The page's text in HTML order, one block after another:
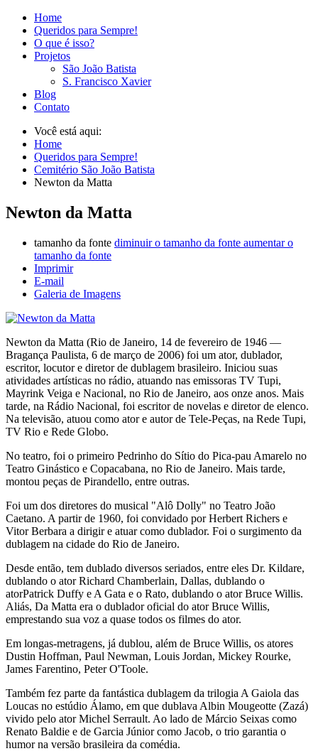
Home
Queridos para Sempre!
O que é isso?
Projetos
São João Batista
S. Francisco Xavier
Blog
Contato
Você está aqui:
Home
Queridos para Sempre!
Cemitério São João Batista
Newton da Matta
Newton da Matta
tamanho da fonte diminuir o tamanho da fonte aumentar o
tamanho da fonte
Imprimir
E-mail
Galeria de Imagens
Newton da Matta (Rio de Janeiro, 14 de fevereiro de 1946 —
Bragança Paulista, 6 de março de 2006) foi um ator, dublador,
escritor, locutor e diretor de dublagem brasileiro. Iniciou suas
atividades artísticas no rádio, atuando nas emissoras TV Tupi,
Mayrink Veiga e Nacional, no Rio de Janeiro, aos onze anos. Mais
tarde, na Rádio Nacional, foi escritor de novelas e diretor de elenco.
Na televisão, atuou como ator e autor de Tele-Peças, na Rede Tupi,
TV Rio e Rede Globo.
No teatro, foi o primeiro Pedrinho do Sítio do Pica-pau Amarelo no
Teatro Ginástico e Copacabana, no Rio de Janeiro. Mais tarde,
montou peças de Pirandello, entre outras.
Foi um dos diretores do musical "Alô Dolly" no Teatro João
Caetano. A partir de 1960, foi convidado por Herbert Richers e
Vitor Berbara a dirigir e atuar como dublador. Foi o surgimento da
dublagem na cidade do Rio de Janeiro.
Desde então, tem dublado diversos seriados, entre eles Dr. Kildare,
dublando o ator Richard Chamberlain, Dallas, dublando o
atorPatrick Duffy e A Gata e o Rato, dublando o ator Bruce Willis.
Aliás, Da Matta era o dublador oficial do ator Bruce Willis,
emprestando sua voz a quase todos os filmes do ator.
Em longas-metragens, já dublou, além de Bruce Willis, os atores
Dustin Hoffman, Paul Newman, Louis Jordan, Mickey Rourke,
James Farentino, Peter O'Toole.
Também fez parte da fantástica dublagem da trilogia A Gaiola das
Loucas no estúdio Álamo, em que dublava Albin Mougeotte (Zazá)
vivido pelo ator Michel Serrault. Ao lado de Márcio Seixas como
Renato Baldie e de Garcia Júnior como Jacob, o trio garantia o
humor na versão brasileira da comédia.